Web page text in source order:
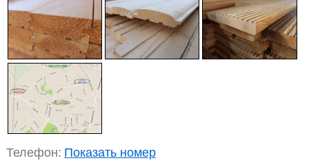
Телефон: Показать номер